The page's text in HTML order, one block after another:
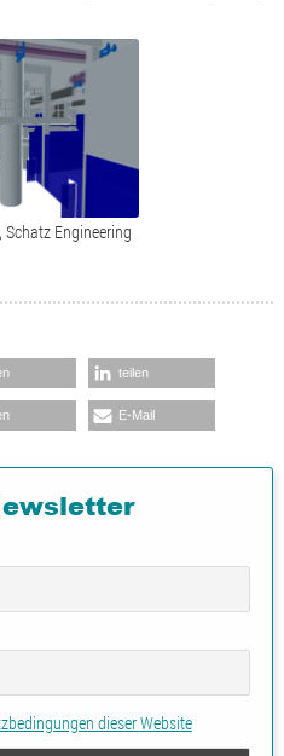
Schatz Engineering
teilen
E-Mail
dieser Website